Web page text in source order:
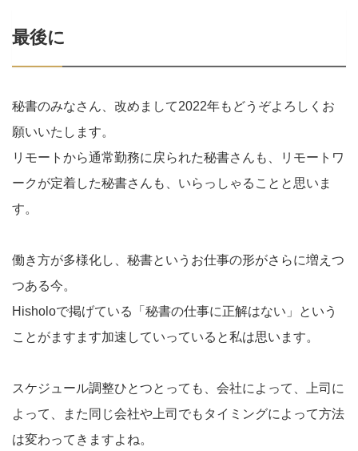
最後に
秘書のみなさん、改めまして2022年もどうぞよろしくお
願いいたします。
リモートから通常勤務に戻られた秘書さんも、リモートワ
ークが定着した秘書さんも、いらっしゃることと思いま
す。
働き方が多様化し、秘書というお仕事の形がさらに増えつ
つある今。
Hisholoで掲げている「秘書の仕事に正解はない」という
ことがますます加速していっていると私は思います。
スケジュール調整ひとつとっても、会社によって、上司に
よって、また同じ会社や上司でもタイミングによって方法
は変わってきますよね。